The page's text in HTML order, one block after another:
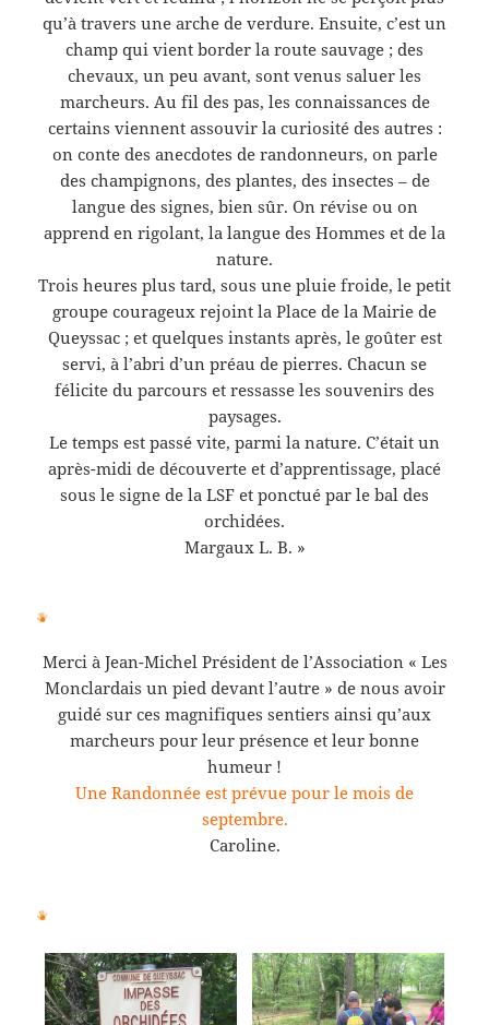
qu’à travers une arche de verdure. Ensuite, c’est un
champ qui vient border la route sauvage ; des
chevaux, un peu avant, sont venus saluer les
marcheurs. Au fil des pas, les connaissances de
certains viennent assouvir la curiosité des autres :
on conte des anecdotes de randonneurs, on parle
des champignons, des plantes, des insectes – de
langue des signes, bien sûr. On révise ou on
apprend en rigolant, la langue des Hommes et de la
nature.
Trois heures plus tard, sous une pluie froide, le petit
groupe courageux rejoint la Place de la Mairie de
Queyssac ; et quelques instants après, le goûter est
servi, à l’abri d’un préau de pierres. Chacun se
félicite du parcours et ressasse les souvenirs des
paysages.
Le temps est passé vite, parmi la nature. C’était un
après-midi de découverte et d’apprentissage, placé
sous le signe de la LSF et ponctué par le bal des
orchidées.
Margaux L. B. »
Merci à Jean-Michel Président de l’Association « Les
Monclardais un pied devant l’autre » de nous avoir
guidé sur ces magnifiques sentiers ainsi qu’aux
marcheurs pour leur présence et leur bonne
humeur !
Une Randonnée est prévue pour le mois de
septembre.
Caroline.